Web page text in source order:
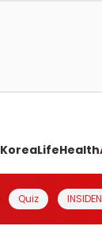
KoreaLifeHealth
Quiz